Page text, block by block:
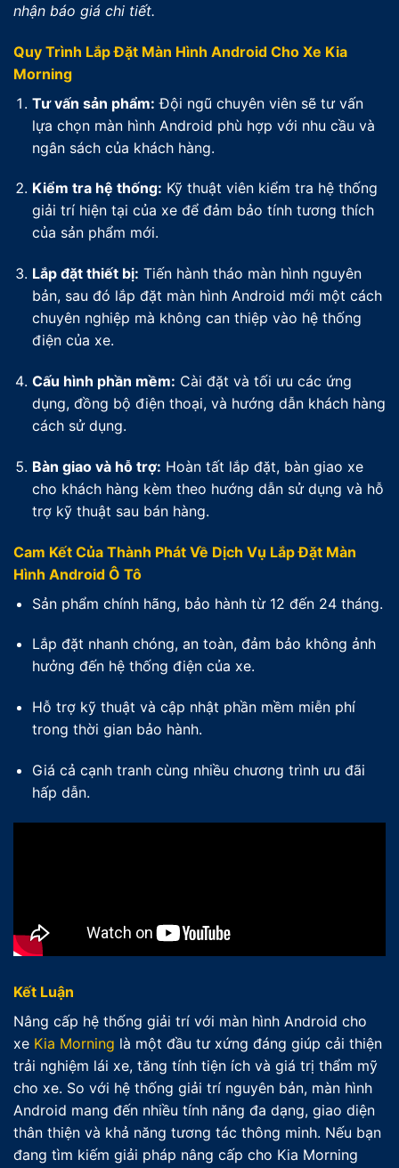
nhận báo giá chi tiết.
Quy Trình Lắp Đặt Màn Hình Android Cho Xe Kia
Morning
Tư vấn sản phẩm: Đội ngũ chuyên viên sẽ tư vấn
lựa chọn màn hình Android phù hợp với nhu cầu và
ngân sách của khách hàng.
Kiểm tra hệ thống: Kỹ thuật viên kiểm tra hệ thống
giải trí hiện tại của xe để đảm bảo tính tương thích
của sản phẩm mới.
Lắp đặt thiết bị: Tiến hành tháo màn hình nguyên
bản, sau đó lắp đặt màn hình Android mới một cách
chuyên nghiệp mà không can thiệp vào hệ thống
điện của xe.
Cấu hình phần mềm: Cài đặt và tối ưu các ứng
dụng, đồng bộ điện thoại, và hướng dẫn khách hàng
cách sử dụng.
Bàn giao và hỗ trợ: Hoàn tất lắp đặt, bàn giao xe
cho khách hàng kèm theo hướng dẫn sử dụng và hỗ
trợ kỹ thuật sau bán hàng.
Cam Kết Của Thành Phát Về Dịch Vụ Lắp Đặt Màn
Hình Android Ô Tô
Sản phẩm chính hãng, bảo hành từ 12 đến 24 tháng.
Lắp đặt nhanh chóng, an toàn, đảm bảo không ảnh
hưởng đến hệ thống điện của xe.
Hỗ trợ kỹ thuật và cập nhật phần mềm miễn phí
trong thời gian bảo hành.
Giá cả cạnh tranh cùng nhiều chương trình ưu đãi
hấp dẫn.
Kết Luận
Nâng cấp hệ thống giải trí với màn hình Android cho
xe Kia Morning là một đầu tư xứng đáng giúp cải thiện
trải nghiệm lái xe, tăng tính tiện ích và giá trị thẩm mỹ
cho xe. So với hệ thống giải trí nguyên bản, màn hình
Android mang đến nhiều tính năng đa dạng, giao diện
thân thiện và khả năng tương tác thông minh. Nếu bạn
đang tìm kiếm giải pháp nâng cấp cho Kia Morning